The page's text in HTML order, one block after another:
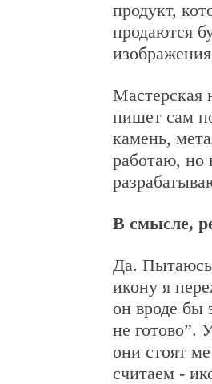
продукт,
продаются
Мастерская
пишет сам
камень,
работаю, но
В смысле,
Да. Пытаюсь
икону я
он вроде бы
не готово”.
они стоят
считаем -